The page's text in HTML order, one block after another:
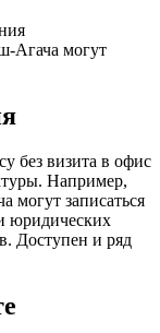
Агача могут
без визита в офис
Например,
могут записаться
юридических
Доступен и ряд